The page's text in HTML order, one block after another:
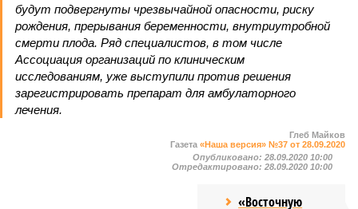
будут подвергнуты чрезвычайной опасности, риску
рождения, прерывания беременности, внутриутробной
смерти плода. Ряд специалистов, в том числе
Ассоциация организаций по клиническим
исследованиям, уже выступили против решения
зарегистрировать препарат для амбулаторного
лечения.
Глеб Майков
Газета «Наша версия» №37 от 28.09.2020
Опубликовано: 28.09.2020 10:00
Отредактировано: 28.09.2020 10:00
«Восточную